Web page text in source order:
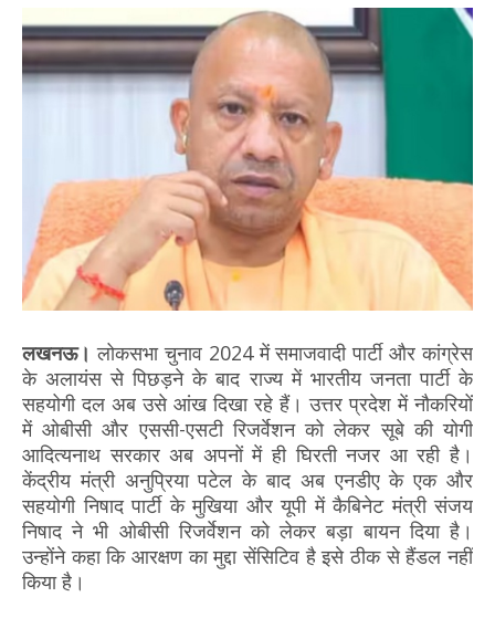
लखनऊ। लोकसभा चुनाव 2024 में समाजवादी पार्टी और कांग्रेस
के अलायंस से पिछड़ने के बाद राज्य में भारतीय जनता पार्टी के
सहयोगी दल अब उसे आंख दिखा रहे हैं। उत्तर प्रदेश में नौकरियों
में ओबीसी और एससी-एसटी रिजर्वेशन को लेकर सूबे की योगी
आदित्यनाथ सरकार अब अपनों में ही घिरती नजर आ रही है।
केंद्रीय मंत्री अनुप्रिया पटेल के बाद अब एनडीए के एक और
सहयोगी निषाद पार्टी के मुखिया और यूपी में कैबिनेट मंत्री संजय
निषाद ने भी ओबीसी रिजर्वेशन को लेकर बड़ा बायन दिया है।
उन्होंने कहा कि आरक्षण का मुद्दा सेंसिटिव है इसे ठीक से हैंडल नहीं
किया है।